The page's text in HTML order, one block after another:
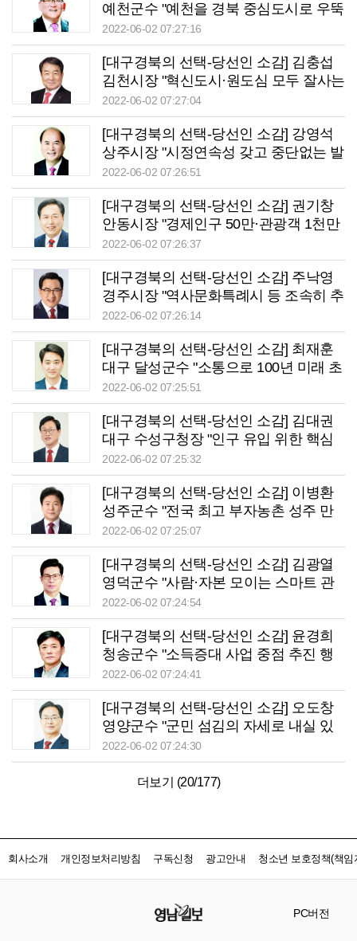
예천군수 "예천을 경북 중심도시로 우뚝
서게 할 것"
2022-06-02 07:27:16
[대구경북의 선택-당선인 소감] 김충섭
김천시장 "혁신도시·원도심 모두 잘사는
김천 실현"
2022-06-02 07:27:04
[대구경북의 선택-당선인 소감] 강영석
상주시장 "시정연속성 갖고 중단없는 발
전 이루겠다"
2022-06-02 07:26:51
[대구경북의 선택-당선인 소감] 권기창
안동시장 "경제인구 50만·관광객 1천만
시대 열 것"
2022-06-02 07:26:37
[대구경북의 선택-당선인 소감] 주낙영
경주시장 "역사문화특례시 등 조속히 추
진할 것"
2022-06-02 07:26:14
[대구경북의 선택-당선인 소감] 최재훈
대구 달성군수 "소통으로 100년 미래 초
석 놓겠다"
2022-06-02 07:25:51
[대구경북의 선택-당선인 소감] 김대권
대구 수성구청장 "인구 유입 위한 핵심
동력 만들 것"
2022-06-02 07:25:32
[대구경북의 선택-당선인 소감] 이병환
성주군수 "전국 최고 부자농촌 성주 만
들어가겠다"
2022-06-02 07:25:07
[대구경북의 선택-당선인 소감] 김광열
영덕군수 "사람·자본 모이는 스마트 관
광도시 조성"
2022-06-02 07:24:54
[대구경북의 선택-당선인 소감] 윤경희
청송군수 "소득증대 사업 중점 추진 행
복청송 실현"
2022-06-02 07:24:41
[대구경북의 선택-당선인 소감] 오도창
영양군수 "군민 섬김의 자세로 내실 있
는 정책 추진"
2022-06-02 07:24:30
더보기 (20/177)
회사소개 개인정보처리방침 구독신청 광고안내 청소년 보호정책(책임
PC버전